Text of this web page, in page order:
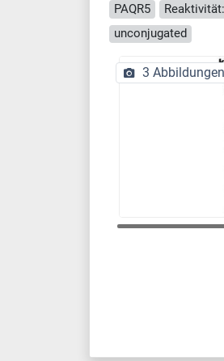
PAQR5
unconjugated
3 Abbildungen